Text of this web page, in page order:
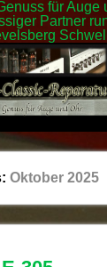
für
Partner
Oktober 2025